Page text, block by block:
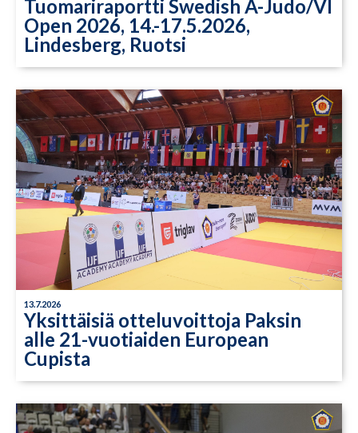
Tuomariraportti Swedish A-Judo/VI
Open 2026, 14.-17.5.2026,
Lindesberg, Ruotsi
13.7.2026
Yksittäisiä otteluvoittoja Paksin
alle 21-vuotiaiden European
Cupista